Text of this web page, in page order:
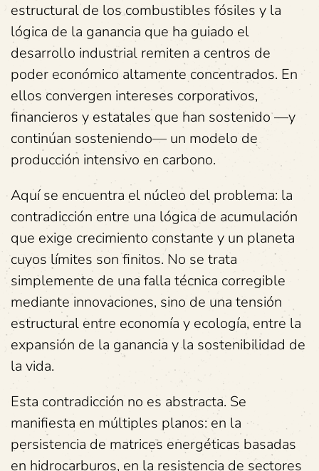
estructural de los combustibles fósiles y la
lógica de la ganancia que ha guiado el
desarrollo industrial remiten a centros de
poder económico altamente concentrados. En
ellos convergen intereses corporativos,
financieros y estatales que han sostenido —y
continúan sosteniendo— un modelo de
producción intensivo en carbono.
Aquí se encuentra el núcleo del problema: la
contradicción entre una lógica de acumulación
que exige crecimiento constante y un planeta
cuyos límites son finitos. No se trata
simplemente de una falla técnica corregible
mediante innovaciones, sino de una tensión
estructural entre economía y ecología, entre la
expansión de la ganancia y la sostenibilidad de
la vida.
Esta contradicción no es abstracta. Se
manifiesta en múltiples planos: en la
persistencia de matrices energéticas basadas
en hidrocarburos, en la resistencia de sectores